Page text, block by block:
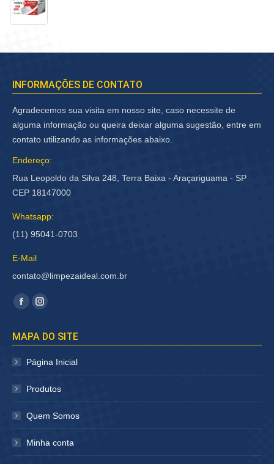
INFORMAÇÕES DE CONTATO
Agradecemos sua visita em nosso site, caso necessite de
alguma informação ou queira deixar alguma sugestão, entre em
contato utilizando as informações abaixo.
Endereço:
Rua Leopoldo da Silva 248, Terra Baixa - Araçariguama - SP
CEP 18147000
Whatsapp:
(11) 95041-0703
E-Mail
contato@limpezaideal.com.br
Encontre-nos em:
Facebook
abre
em
janela
Instagram
abre
janela
MAPA DO SITE
Página Inicial
Produtos
Quem Somos
Minha conta